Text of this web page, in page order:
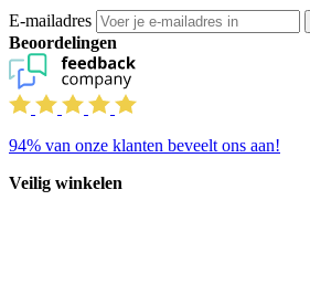
E-mailadres
Beoordelingen
94% van onze klanten beveelt ons aan!
Veilig winkelen